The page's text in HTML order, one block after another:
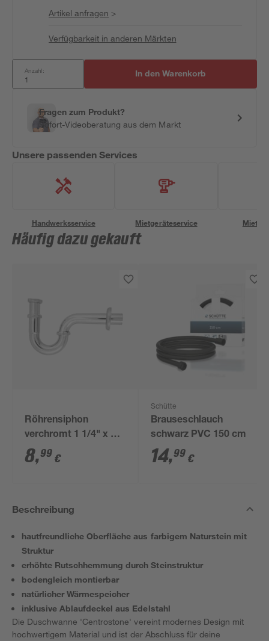
Artikel anfragen >
Verfügbarkeit in anderen Märkten
Anzahl: In den Warenkorb
Fragen zum Produkt?
Sofort-Videoberatung aus dem Markt
Unsere passenden Services
Handwerksservice Mietgeräteservice
Häufig dazu gekauft
Röhrensiphon
verchromt 1 1/4" x 32
mm
8,99 €
Schütte
Brauseschlauch
schwarz PVC 150 cm
14,99 €
Beschreibung
hautfreundliche Oberfläche aus farbigem Naturstein mit
Struktur
erhöhte Rutschhemmung durch Steinstruktur
bodengleich montierbar
natürlicher Wärmespeicher
inklusive Ablaufdeckel aus Edelstahl
Die Duschwanne 'Centrostone' vereint modernes Design mit
hochwertigem Material und ist der Abschluss für deine